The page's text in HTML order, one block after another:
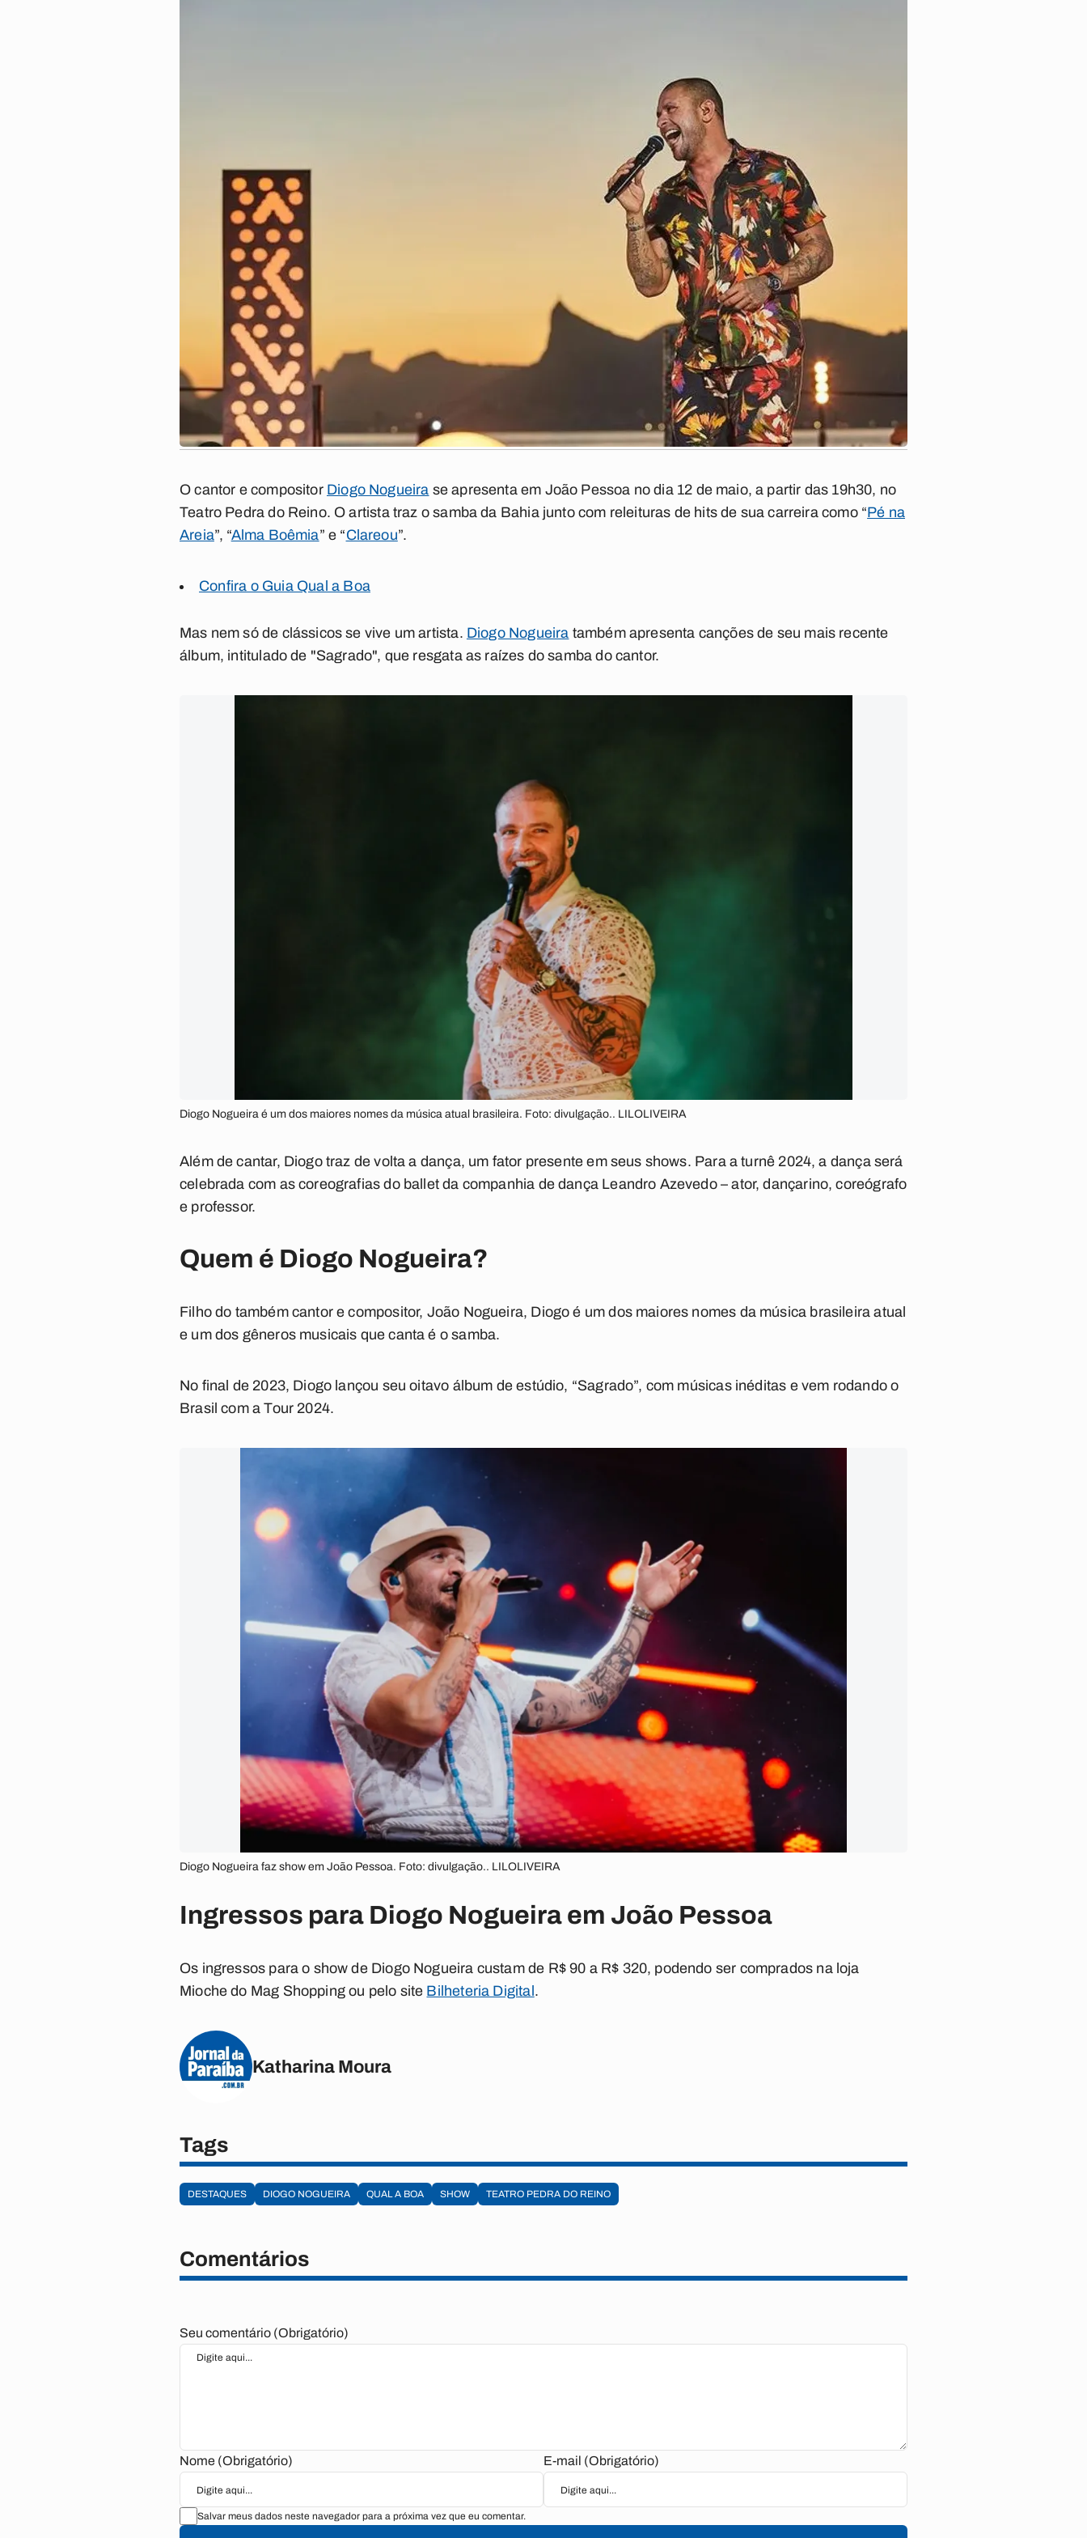
O cantor e compositor Diogo Nogueira se apresenta em João Pessoa no dia 12 de maio, a partir das 19h30, no
Teatro Pedra do Reino. O artista traz o samba da Bahia junto com releituras de hits de sua carreira como “Pé na
Areia”, “Alma Boêmia” e “Clareou”.
Confira o Guia Qual a Boa
Mas nem só de clássicos se vive um artista. Diogo Nogueira também apresenta canções de seu mais recente
álbum, intitulado de "Sagrado", que resgata as raízes do samba do cantor.
Diogo Nogueira é um dos maiores nomes da música atual brasileira. Foto: divulgação.. LILOLIVEIRA
Além de cantar, Diogo traz de volta a dança, um fator presente em seus shows. Para a turnê 2024, a dança será
celebrada com as coreografias do ballet da companhia de dança Leandro Azevedo – ator, dançarino, coreógrafo
e professor.
Quem é Diogo Nogueira?
Filho do também cantor e compositor, João Nogueira, Diogo é um dos maiores nomes da música brasileira atual
e um dos gêneros musicais que canta é o samba.
No final de 2023, Diogo lançou seu oitavo álbum de estúdio, “Sagrado”, com músicas inéditas e vem rodando o
Brasil com a Tour 2024.
Diogo Nogueira faz show em João Pessoa. Foto: divulgação.. LILOLIVEIRA
Ingressos para Diogo Nogueira em João Pessoa
Os ingressos para o show de Diogo Nogueira custam de R$ 90 a R$ 320, podendo ser comprados na loja
Mioche do Mag Shopping ou pelo site Bilheteria Digital .
Katharina Moura
Tags
DESTAQUES DIOGO NOGUEIRA QUAL A BOA SHOW TEATRO PEDRA DO REINO
Comentários
Seu comentário (Obrigatório)
Nome (Obrigatório) E-mail (Obrigatório)
Salvar meus dados neste navegador para a próxima vez que eu comentar.